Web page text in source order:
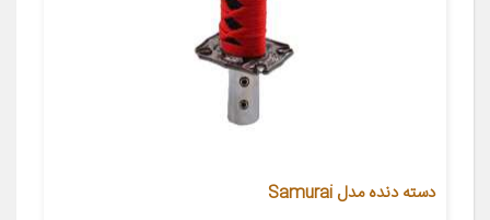
دسته دنده مدل Samurai